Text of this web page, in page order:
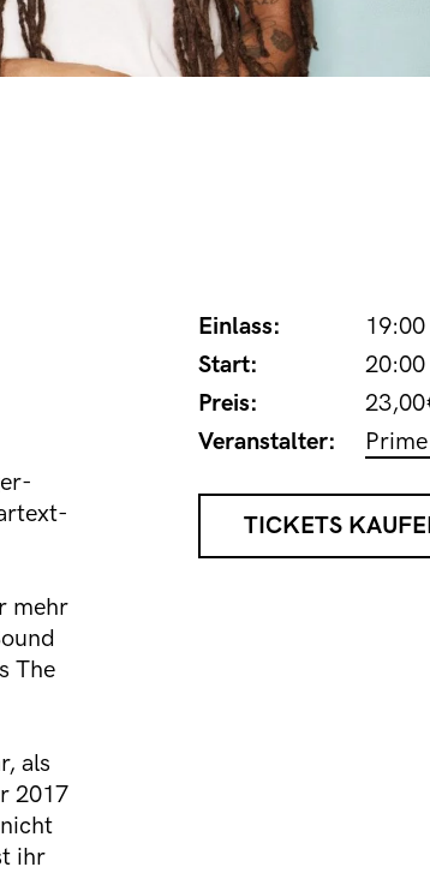
Einlass:
Start:
Preis:
Veranstalter:
TICKETS
mehr
The
als
2017
ihr